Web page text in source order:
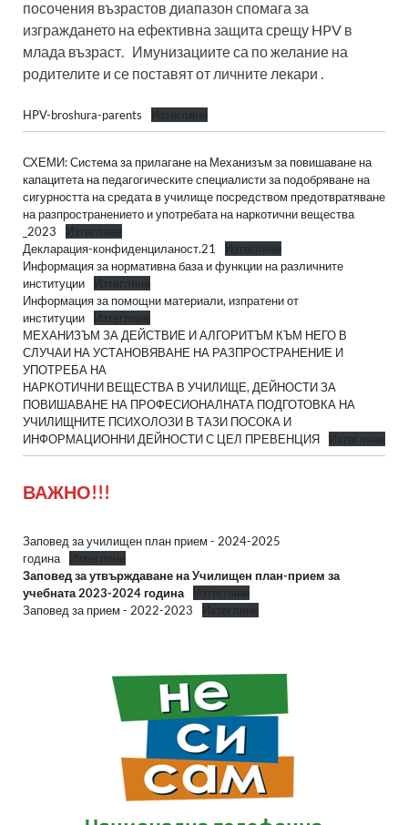
посочения възрастов диапазон спомага за
изграждането на ефективна защита срещу HPV в
млада възраст. Имунизациите са по желание на
родителите и се поставят от личните лекари .
HPV-broshura-parents Изтегляне
СХЕМИ: Система за прилагане на Механизъм за повишаване на
капацитета на педагогическите специалисти за подобряване на
сигурността на средата в училище посредством предотвратяване
на разпространението и употребата на наркотични вещества
_2023
Изтегляне
Декларация-конфиденциланост.21
Изтегляне
Информация за нормативна база и функции на различните
институции
Изтегляне
Информация за помощни материали, изпратени от
институции
Изтегляне
МЕХАНИЗЪМ ЗА ДЕЙСТВИЕ И АЛГОРИТЪМ КЪМ НЕГО В
СЛУЧАИ НА УСТАНОВЯВАНЕ НА РАЗПРОСТРАНЕНИЕ И
УПОТРЕБА НА
НАРКОТИЧНИ ВЕЩЕСТВА В УЧИЛИЩЕ, ДЕЙНОСТИ ЗА
ПОВИШАВАНЕ НА ПРОФЕСИОНАЛНАТА ПОДГОТОВКА НА
УЧИЛИЩНИТЕ ПСИХОЛОЗИ В ТАЗИ ПОСОКА И
ИНФОРМАЦИОННИ ДЕЙНОСТИ С ЦЕЛ ПРЕВЕНЦИЯ
Изтегляне
ВАЖНО!!!
Заповед за училищен план прием - 2024-2025
година
Изтегляне
Заповед за утвърждаване на Училищен план-прием за
учебната 2023-2024 година
Изтегляне
Заповед за прием - 2022-2023
Изтегляне